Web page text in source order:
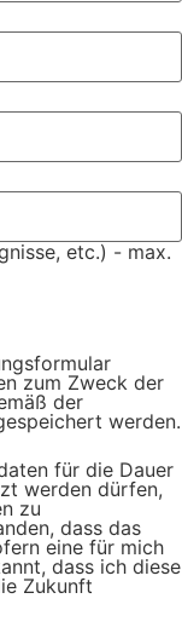
etc.) - max.
zum Zweck der
der
werden.
für die Dauer
werden dürfen,
zu
dass das
eine für mich
dass ich diese
Zukunft